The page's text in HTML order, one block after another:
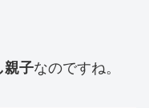
親子なのですね。